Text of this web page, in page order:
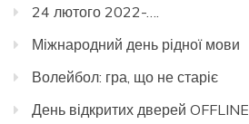
24 лютого 2022-….
Міжнародний день рідної мови
Волейбол: гра, що не старіє
День відкритих дверей OFFLINE